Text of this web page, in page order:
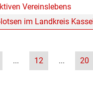
Vereinslebens
im Landkreis Kassel
... 12 ... 20